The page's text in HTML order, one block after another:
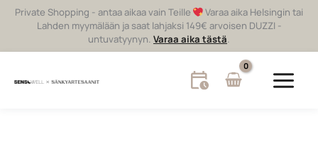
Siirry
sisältöön
Private Shopping - antaa aikaa vain Teille
Varaa aika Helsingin tai
Lahden myymälään ja saat lahjaksi 149€ arvoisen DUZZI -
untuvatyynyn. Varaa aika tästä.